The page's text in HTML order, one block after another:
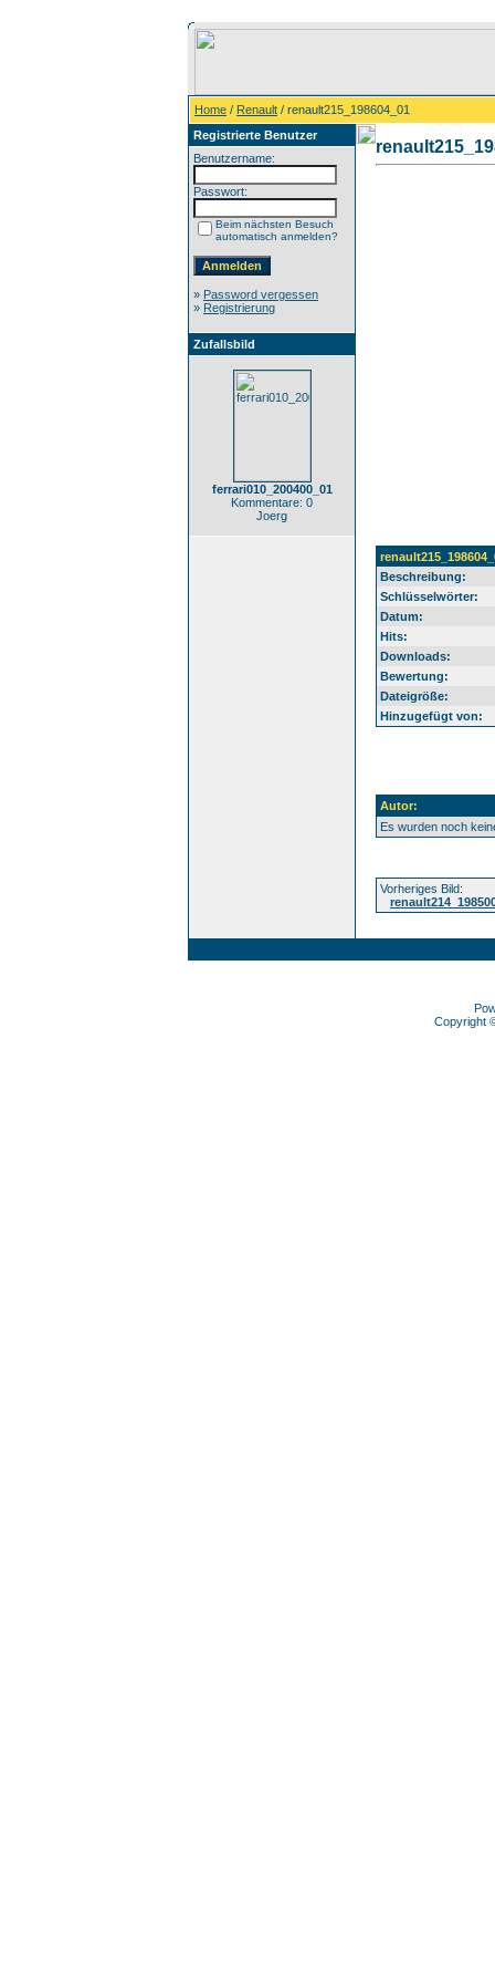
Home / Renault / renault215_198604_01
Registrierte Benutzer
Benutzername:
Passwort:
Beim nächsten Besuch
automatisch anmelden?
» Password vergessen
» Registrierung
Zufallsbild
ferrari010_200400_01
Kommentare: 0
Joerg
Beschreibung:
Schlüsselwörter:
Datum:
Hits:
Downloads:
Bewertung:
Dateigröße:
Hinzugefügt von:
Autor:
Es wurden noch
Vorheriges Bild:
Copyright